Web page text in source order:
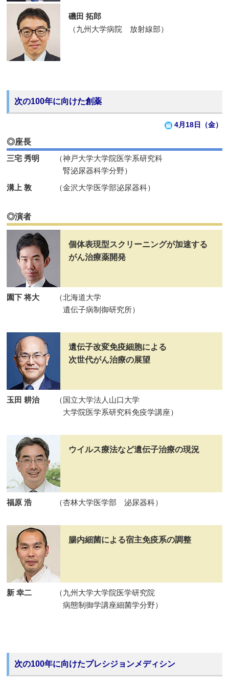
磯田 拓郎
（九州大学病院 放射線部）
次の100年に向けた創薬
4月18日（金）
◎座長
三宅 秀明
（神戸大学大学院医学系研究科
腎泌尿器科学分野）
溝上 敦
（金沢大学医学部泌尿器科）
◎演者
個体表現型スクリーニングが加速する
がん治療薬開発
園下 将大
（北海道大学
遺伝子病制御研究所）
遺伝子改変免疫細胞による
次世代がん治療の展望
玉田 耕治
（国立大学法人山口大学
大学院医学系研究科免疫学講座）
ウイルス療法など遺伝子治療の現況
福原 浩 （杏林大学医学部 泌尿器科）
腸内細菌による宿主免疫系の調整
新 幸二
（九州大学大学院医学研究院
病態制御学講座細菌学分野）
次の100年に向けたプレシジョンメディシン